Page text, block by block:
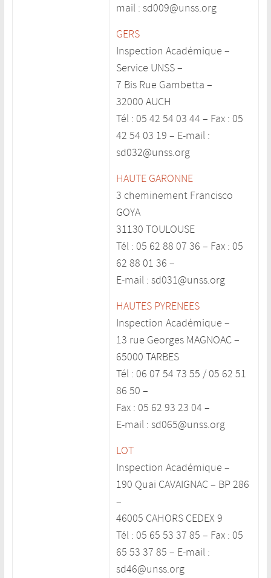
mail : sd009@unss.org
GERS
Inspection Académique –
Service UNSS –
7 Bis Rue Gambetta –
32000 AUCH
Tél : 05 42 54 03 44 – Fax : 05
42 54 03 19 – E-mail :
sd032@unss.org
HAUTE GARONNE
3 cheminement Francisco
GOYA
31130 TOULOUSE
Tél : 05 62 88 07 36 – Fax : 05
62 88 01 36 –
E-mail : sd031@unss.org
HAUTES PYRENEES
Inspection Académique –
13 rue Georges MAGNOAC –
65000 TARBES
Tél : 06 07 54 73 55 / 05 62 51
86 50 –
Fax : 05 62 93 23 04 –
E-mail : sd065@unss.org
LOT
Inspection Académique –
190 Quai CAVAIGNAC – BP 286
–
46005 CAHORS CEDEX 9
Tél : 05 65 53 37 85 – Fax : 05
65 53 37 85 – E-mail :
sd46@unss.org